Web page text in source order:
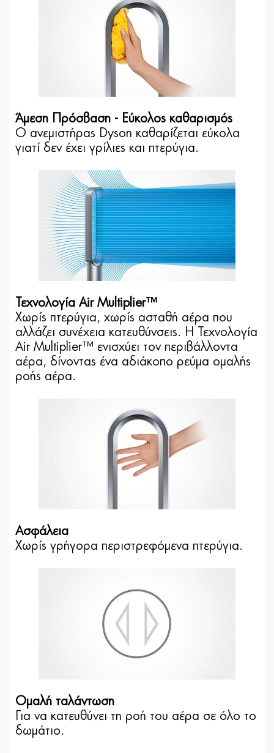
Άμεση Πρόσβαση - Εύκολος καθαρισμός
Ο ανεμιστήρας Dyson καθαρίζεται εύκολα
γιατί δεν έχει γρίλιες και πτερύγια.
Τεχνολογία Air Multiplier™
Χωρίς πτερύγια, χωρίς ασταθή αέρα που
αλλάζει συνέχεια κατευθύνσεις. Η Τεχνολογία
Air Multiplier™ ενισχύει τον περιβάλλοντα
αέρα, δίνοντας ένα αδιάκοπο ρεύμα ομαλής
ροής αέρα.
Ασφάλεια
Χωρίς γρήγορα περιστρεφόμενα πτερύγια.
Ομαλή ταλάντωση
Για να κατευθύνει τη ροή του αέρα σε όλο το
δωμάτιο.